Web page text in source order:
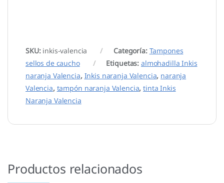
SKU: inkis-valencia Categoría: Tampones
sellos de caucho
Etiquetas: almohadilla Inkis
naranja Valencia, Inkis naranja Valencia, naranja
Valencia, tampón naranja Valencia,tinta Inkis
Naranja Valencia
Productos relacionados